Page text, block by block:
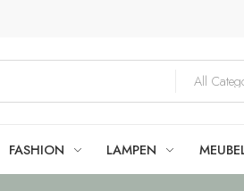
FASHION LAMPEN